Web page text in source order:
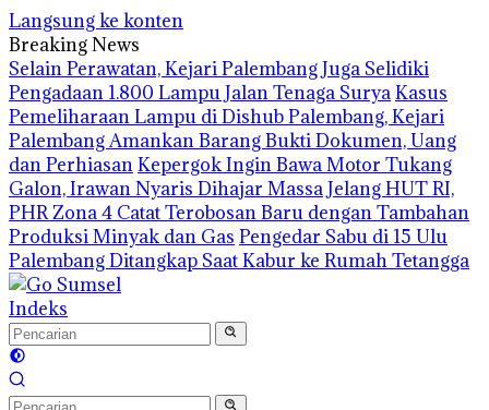
Langsung ke konten
Breaking News
Selain Perawatan, Kejari Palembang Juga Selidiki
Pengadaan 1.800 Lampu Jalan Tenaga SuryaKasus
Pemeliharaan Lampu di Dishub Palembang, Kejari
Palembang Amankan Barang Bukti Dokumen, Uang
dan PerhiasanKepergok Ingin Bawa Motor Tukang
Galon, Irawan Nyaris Dihajar MassaJelang HUT RI,
PHR Zona 4 Catat Terobosan Baru dengan Tambahan
Produksi Minyak dan Gas Pengedar Sabu di 15 Ulu
Palembang Ditangkap Saat Kabur ke Rumah Tetangga
Indeks